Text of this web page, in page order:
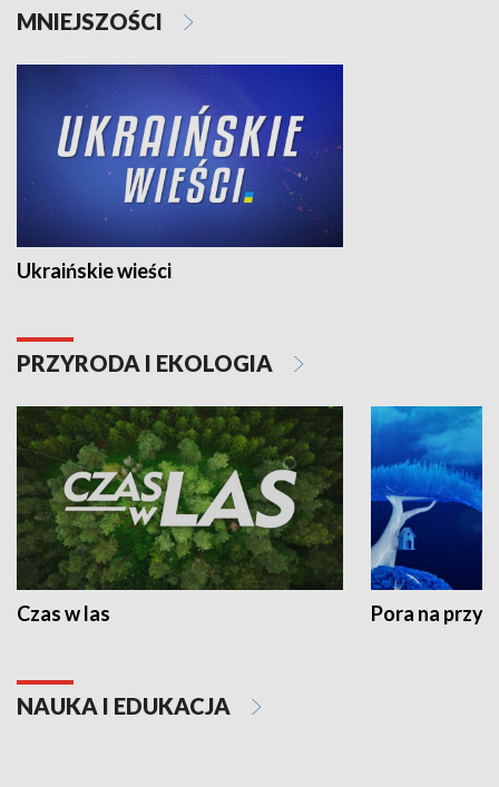
MNIEJSZOŚCI
Ukraińskie wieści
PRZYRODA I EKOLOGIA
Czas w las Pora na
NAUKA I EDUKACJA